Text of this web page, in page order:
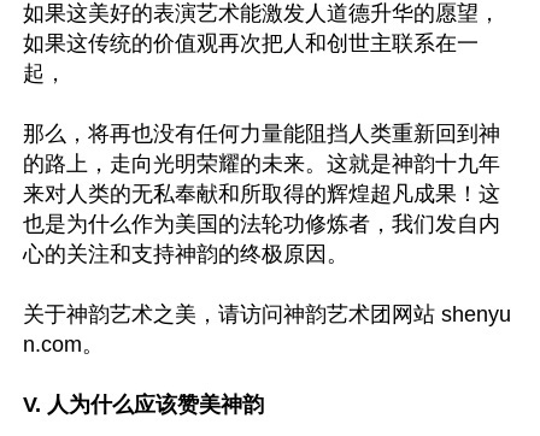
如果这美好的表演艺术能激发人道德升华的愿望，
如果这传统的价值观再次把人和创世主联系在一
起，
那么，将再也没有任何力量能阻挡人类重新回到神
的路上，走向光明荣耀的未来。这就是神韵十九年
来对人类的无私奉献和所取得的辉煌超凡成果！这
也是为什么作为美国的法轮功修炼者，我们发自内
心的关注和支持神韵的终极原因。
关于神韵艺术之美，请访问神韵艺术团网站 shenyu
n.com。
V. 人为什么应该赞美神韵